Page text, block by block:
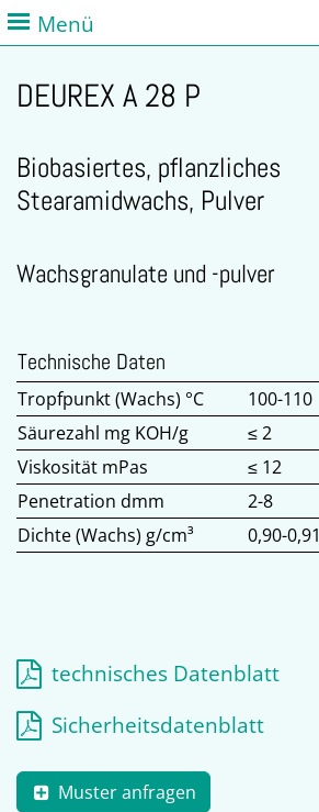
Menü
DEUREX A 28 P
Biobasiertes, pflanzliches
Stearamidwachs, Pulver
Wachsgranulate und -pulver
Technische Daten
Tropfpunkt (Wachs) °C
100-110
Säurezahl mg KOH/g
≤ 2
Viskosität mPas
≤ 12
Penetration dmm
2-8
Dichte (Wachs) g/cm³
0,90-0,91
technisches Datenblatt
Sicherheitsdatenblatt
Muster anfragen